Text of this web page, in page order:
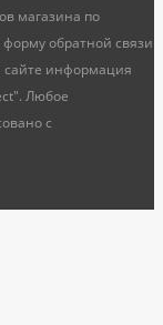
магазина по
обратной связи
сайте информация
Любое
с